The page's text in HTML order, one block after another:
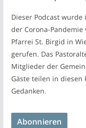
Dieser Podcast
der Corona-
Pfarrei St. Birgid in
gerufen. Das
Mitglieder der
Gäste teilen in diesen
Gedanken.
Abonnieren